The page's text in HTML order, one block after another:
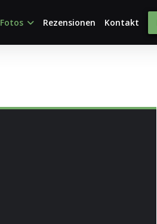
Fotos Rezensionen Kontakt